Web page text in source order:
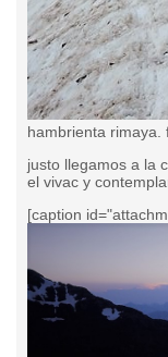
hambrienta rimaya.
justo llegamos a la
el vivac y
[caption